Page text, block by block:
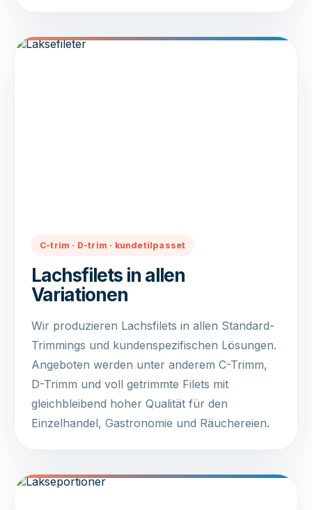
C-trim · D-trim · kundetilpasset
Lachsfilets in allen
Variationen
Wir produzieren Lachsfilets in allen Standard-
Trimmings und kundenspezifischen Lösungen.
Angeboten werden unter anderem C-Trimm,
D-Trimm und voll getrimmte Filets mit
gleichbleibend hoher Qualität für den
Einzelhandel, Gastronomie und Räuchereien.